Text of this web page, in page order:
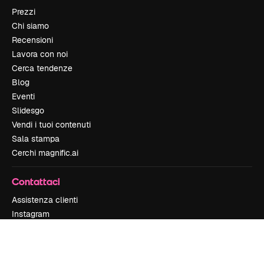
Prezzi
Chi siamo
Recensioni
Lavora con noi
Cerca tendenze
Blog
Eventi
Slidesgo
Vendi i tuoi contenuti
Sala stampa
Cerchi magnific.ai
Contattaci
Assistenza clienti
Instagram